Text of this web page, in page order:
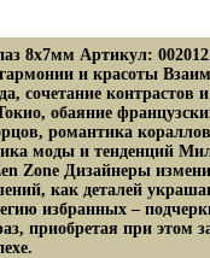
8х7мм Артикул:
и красоты
сочетание контрастов
обаяние
романтика
моды и тенденций
Zone Дизайнеры
как деталей
избранных –
приобретая при этом